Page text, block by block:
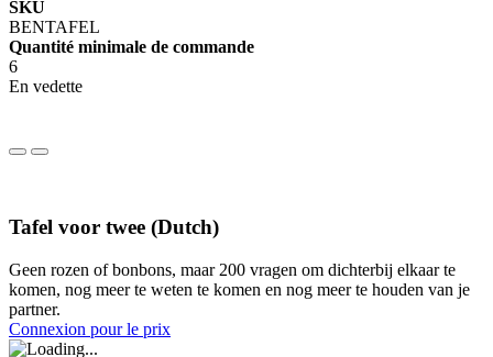
SKU
BENTAFEL
Quantité minimale de commande
6
En vedette
Tafel voor twee (Dutch)
Geen rozen of bonbons, maar 200 vragen om dichterbij elkaar te
komen, nog meer te weten te komen en nog meer te houden van je
partner.
Connexion pour le prix